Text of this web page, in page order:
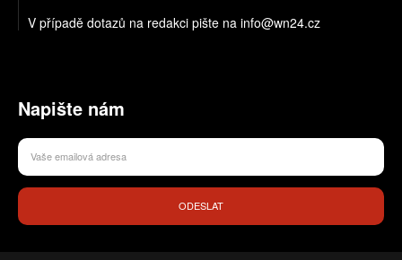
V případě dotazů na redakci pište na info@wn24.cz
Napište nám
ODESLAT